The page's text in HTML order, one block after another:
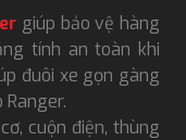
giúp bảo vệ hàng
tính an toàn khi
đuôi xe gọn gàng
cuộn điện, thùng